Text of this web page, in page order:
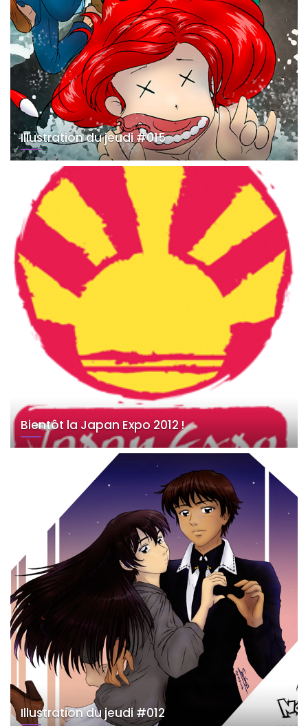
Illustration du jeudi #015
Bientôt la Japan Expo 2012 !
Illustration du jeudi #012